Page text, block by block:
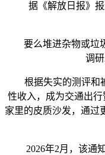
据《解放日报》报道
要么堆进杂物或垃圾
调
根据失实的测评和被
性收入，成为交通出行
家里的皮质沙发，通过
2026年2月，该通知